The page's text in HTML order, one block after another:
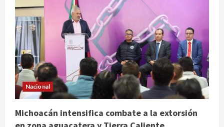
Nacional
Michoacán intensifica combate a la extorsión